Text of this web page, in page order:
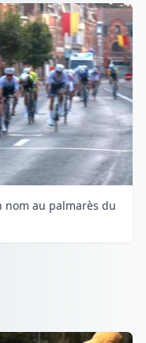
nom au palmarès du